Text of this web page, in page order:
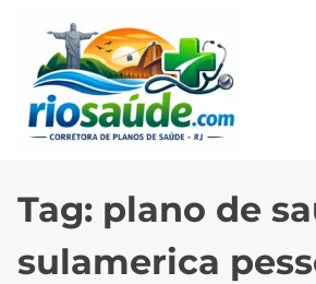
Tag: plano de
sulamerica